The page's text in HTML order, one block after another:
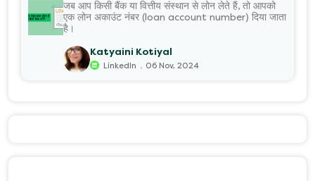
जब आप किसी बैंक या वित्तीय संस्थान से लोन लेते हैं, तो आपको
एक लोन अकाउंट नंबर (loan account number) दिया जाता
है।
Katyaini Kotiyal
LinkedIn . 06 Nov, 2024